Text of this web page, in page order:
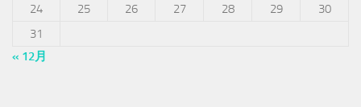
24
25 26 27 28 29
30
31
« 12月